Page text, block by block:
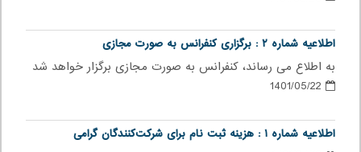
اطلاعیه شماره ۲ :‌ برگزاری کنفرانس به صورت مجازی
به اطلاع می رساند، کنفرانس به صورت مجازی برگزار خواهد شد
اطلاعیه شماره ۱ : هزینه ثبت نام برای شرکت‌کنندگان گرامی